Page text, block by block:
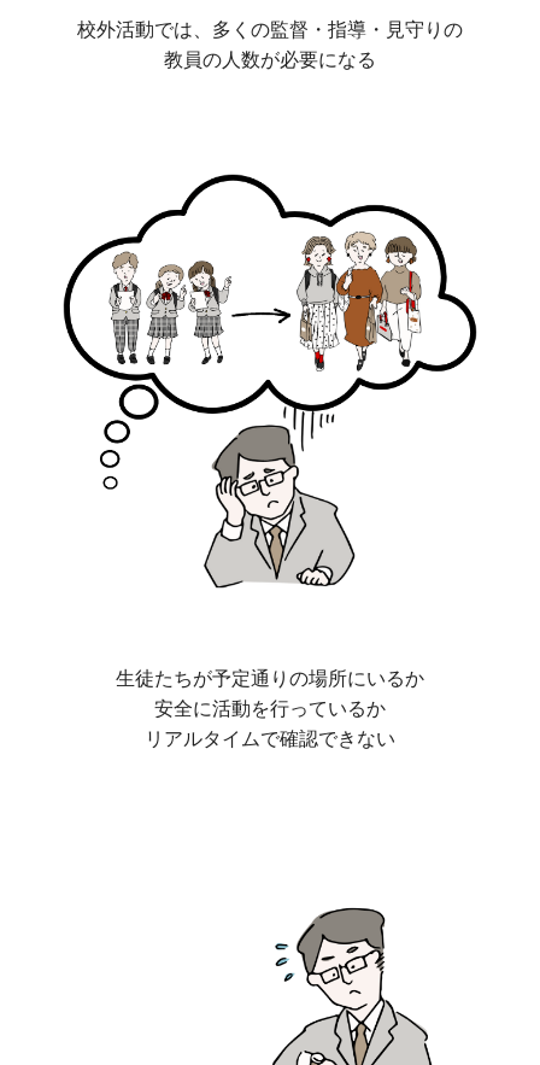
校外活動では、多くの監督・指導・見守りの
教員の人数が必要になる
生徒たちが予定通りの場所にいるか
安全に活動を行っているか
リアルタイムで確認できない